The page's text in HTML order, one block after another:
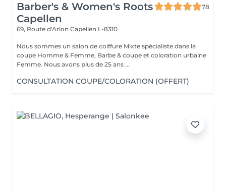
Barber's & Women's Roots
Capellen
78
69, Route d'Arlon Capellen L-8310
Nous sommes un salon de coiffure Mixte spécialiste dans la
coupe Homme & Femme, Barbe & coupe et coloration urbaine
Femme. Nous avons plus de 25 ans ...
CONSULTATION COUPE/COLORATION (OFFERT)